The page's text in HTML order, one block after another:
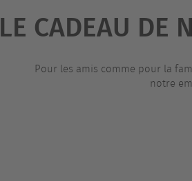
LE CADEAU DE
Pour les amis comme pour la
notre